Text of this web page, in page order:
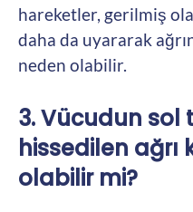
hareketler, gerilmiş
daha da uyararak
neden olabilir.
3. Vücudun sol
hissedilen ağrı
olabilir mi?